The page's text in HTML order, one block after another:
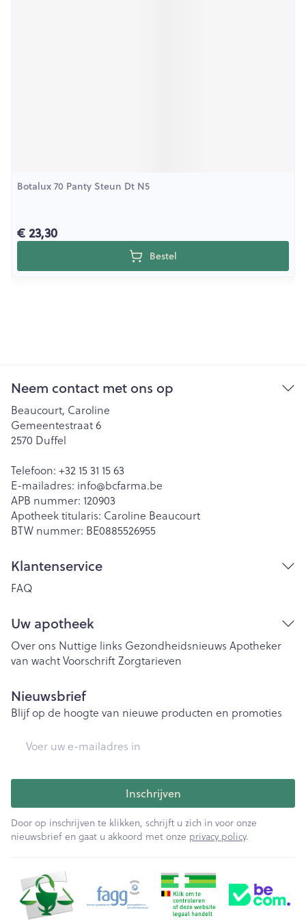
Botalux 70 Panty Steun Dt N5
€ 23,30
Bestel
Neem contact met ons op
Beaucourt, Caroline
Gemeentestraat 6
2570 Duffel
Telefoon: +32 15 31 15 63
E-mailadres: info@bcfarma.be
APB nummer: 120903
Apotheek titularis: Caroline Beaucourt
BTW nummer: BE0885526955
Klantenservice
FAQ
Uw apotheek
Over ons Nuttige links Gezondheidsnieuws Apotheker
van wachtVoorschriftZorgtarieven
Nieuwsbrief
Blijf op de hoogte van nieuwe producten en promoties
Inschrijven
Door op inschrijven te klikken, schrijft u zich in voor onze
nieuwsbrief en gaat u akkoord met onze privacy policy.